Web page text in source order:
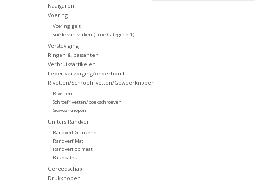
Naaigaren
Voering
Voering geit
Suède van varken (Luxe Categorie 1)
Versteviging
Ringen & passanten
Verbruiksartikelen
Leder verzorging/onderhoud
Rivetten/Schroefrivetten/Geweerknopen
Rivetten
Schroefrivetten/boekschroeven
Geweerknopen
Uniters Randverf
Randverf Glanzend
Randverf Mat
Randverf op maat
Basecoates
Gereedschap
Drukknopen